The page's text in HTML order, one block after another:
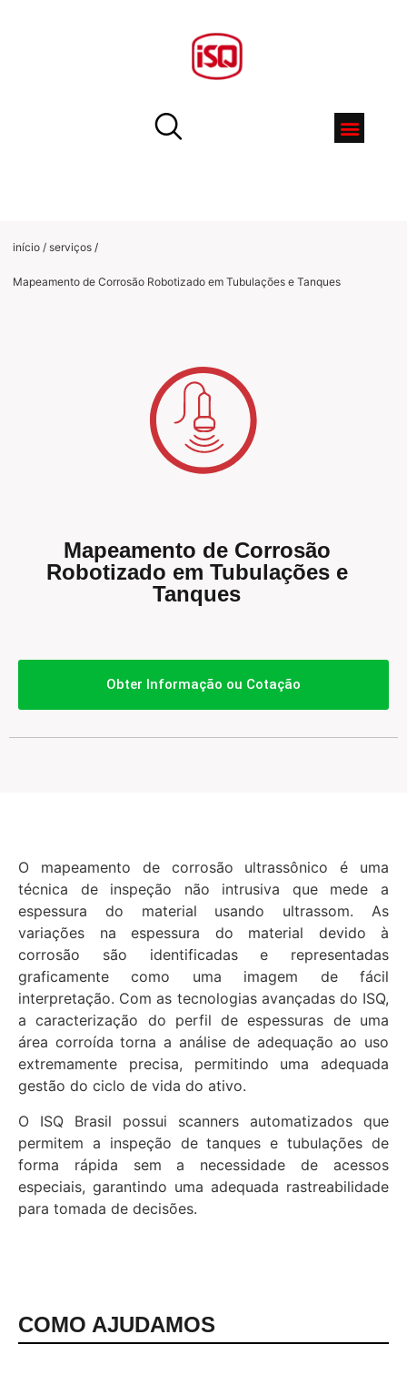
início / serviços /
Mapeamento de Corrosão Robotizado em Tubulações e Tanques
Mapeamento de Corrosão
Robotizado em Tubulações e
Tanques
Obter Informação ou Cotação
O mapeamento de corrosão ultrassônico é uma
técnica de inspeção não intrusiva que mede a
espessura do material usando ultrassom. As
variações na espessura do material devido à
corrosão são identificadas e representadas
graficamente como uma imagem de fácil
interpretação. Com as tecnologias avançadas do ISQ,
a caracterização do perfil de espessuras de uma
área corroída torna a análise de adequação ao uso
extremamente precisa, permitindo uma adequada
gestão do ciclo de vida do ativo.
O ISQ Brasil possui scanners automatizados que
permitem a inspeção de tanques e tubulações de
forma rápida sem a necessidade de acessos
especiais, garantindo uma adequada rastreabilidade
para tomada de decisões.
COMO AJUDAMOS